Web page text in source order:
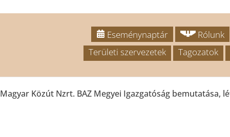
Eseménynaptár Rólunk
.Területi szervezetek Tagozatok
Magyar Közút Nzrt. BAZ Megyei Igazgatóság